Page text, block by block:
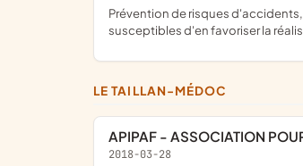
prévention de risques d'accidents, organisation d'événements et promotion de la pratique des capitaines de soirée , et tous objets similaires, connexes ou complémentaires ou
susceptibles d'en favoriser la
LE TAILLAN-MÉDOC
APIPAF - ASSOCIATION
2018-03-28